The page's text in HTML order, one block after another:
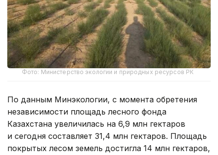
Фото: Министерство экологии и природных ресурсов РК
По данным Минэкологии, с момента обретения
независимости площадь лесного фонда
Казахстана увеличилась на 6,9 млн гектаров
и сегодня составляет 31,4 млн гектаров. Площадь
покрытых лесом земель достигла 14 млн гектаров,